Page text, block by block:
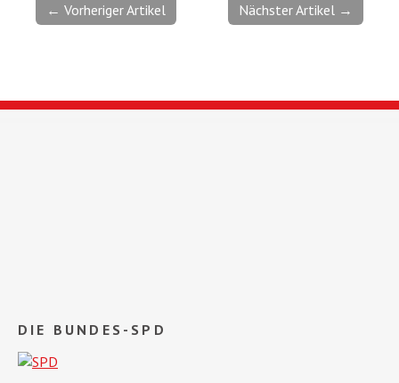
Nächster Artikel →
← Vorheriger Artikel
DIE BUNDES-SPD